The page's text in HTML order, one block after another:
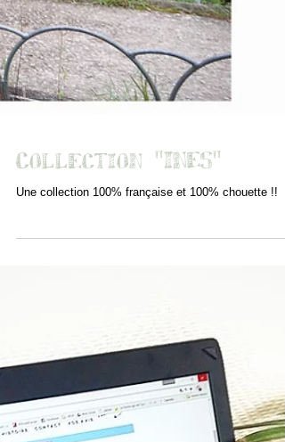
Collection "INES"